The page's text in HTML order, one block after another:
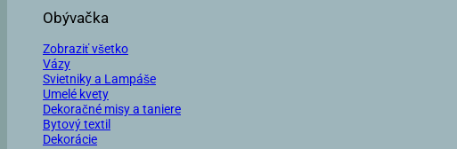
Obývačka
Zobraziť všetko
Vázy
Svietniky a Lampáše
Umelé kvety
Dekoračné misy a taniere
Bytový textil
Dekorácie